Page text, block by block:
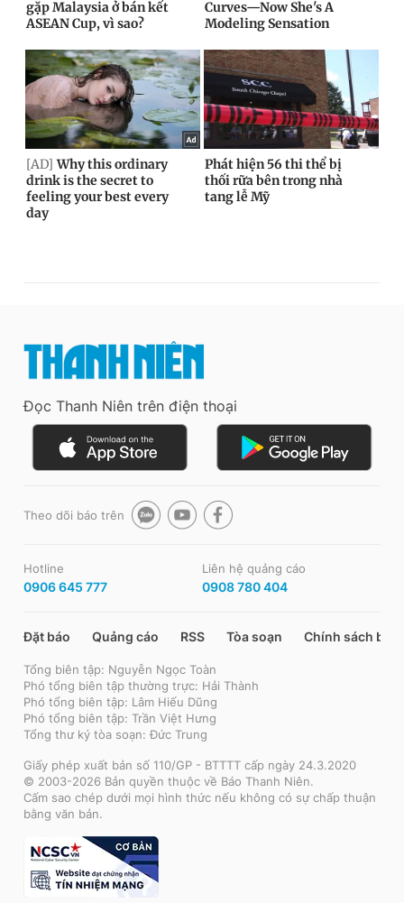
Đọc Thanh Niên trên điện thoại
Theo dõi báo trên
Hotline
0906 645 777
Liên hệ quảng cáo
0908 780 404
Đặt báo Quảng cáo RSS Tòa soạn Chính sách bảo
Tổng biên tập: Nguyễn Ngọc Toàn
Phó tổng biên tập thường trực: Hải Thành
Phó tổng biên tập: Lâm Hiếu Dũng
Phó tổng biên tập: Trần Việt Hưng
Tổng thư ký tòa soạn: Đức Trung
Giấy phép xuất bản số 110/GP - BTTTT cấp ngày 24.3.2020
© 2003-2026 Bản quyền thuộc về Báo Thanh Niên.
Cấm sao chép dưới mọi hình thức nếu không có sự chấp thuận
bằng văn bản.